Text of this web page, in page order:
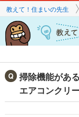
教えて！住まいの先生
掃除機能があ
エアコンクリ